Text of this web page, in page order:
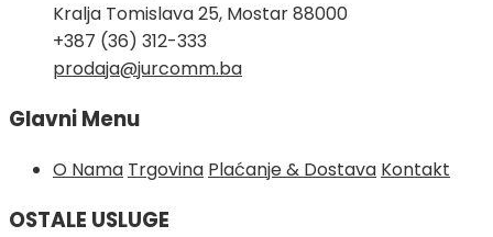
Kralja Tomislava 25, Mostar 88000
+387 (36) 312-333
prodaja@jurcomm.ba
Glavni Menu
O Nama Trgovina Plaćanje & Dostava Kontakt
OSTALE USLUGE